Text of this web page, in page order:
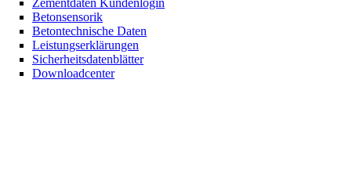
Zementdaten Kundenlogin
Betonsensorik
Betontechnische Daten
Leistungserklärungen
Sicherheitsdatenblätter
Downloadcenter